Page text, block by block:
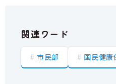
関連ワード
市民部 国民健康